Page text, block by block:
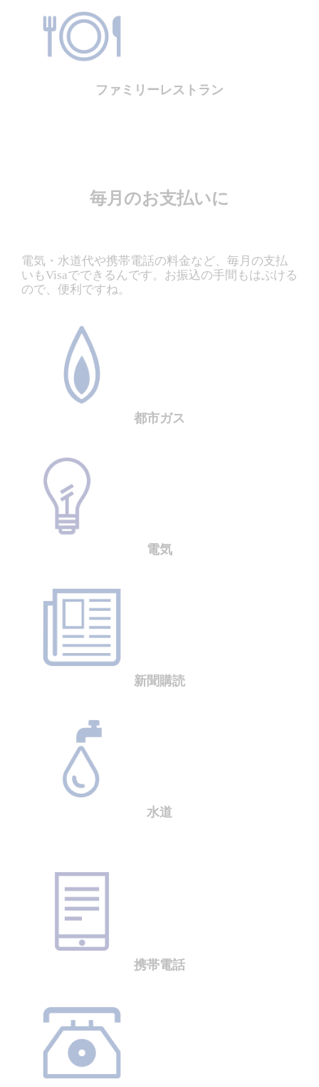
ファミリーレストラン
毎月のお支払いに
電気・水道代や携帯電話の料金など、毎月の支払
いもVisaでできるんです。お振込の手間もはぶける
ので、便利ですね。
都市ガス
電気
新聞購読
水道
携帯電話